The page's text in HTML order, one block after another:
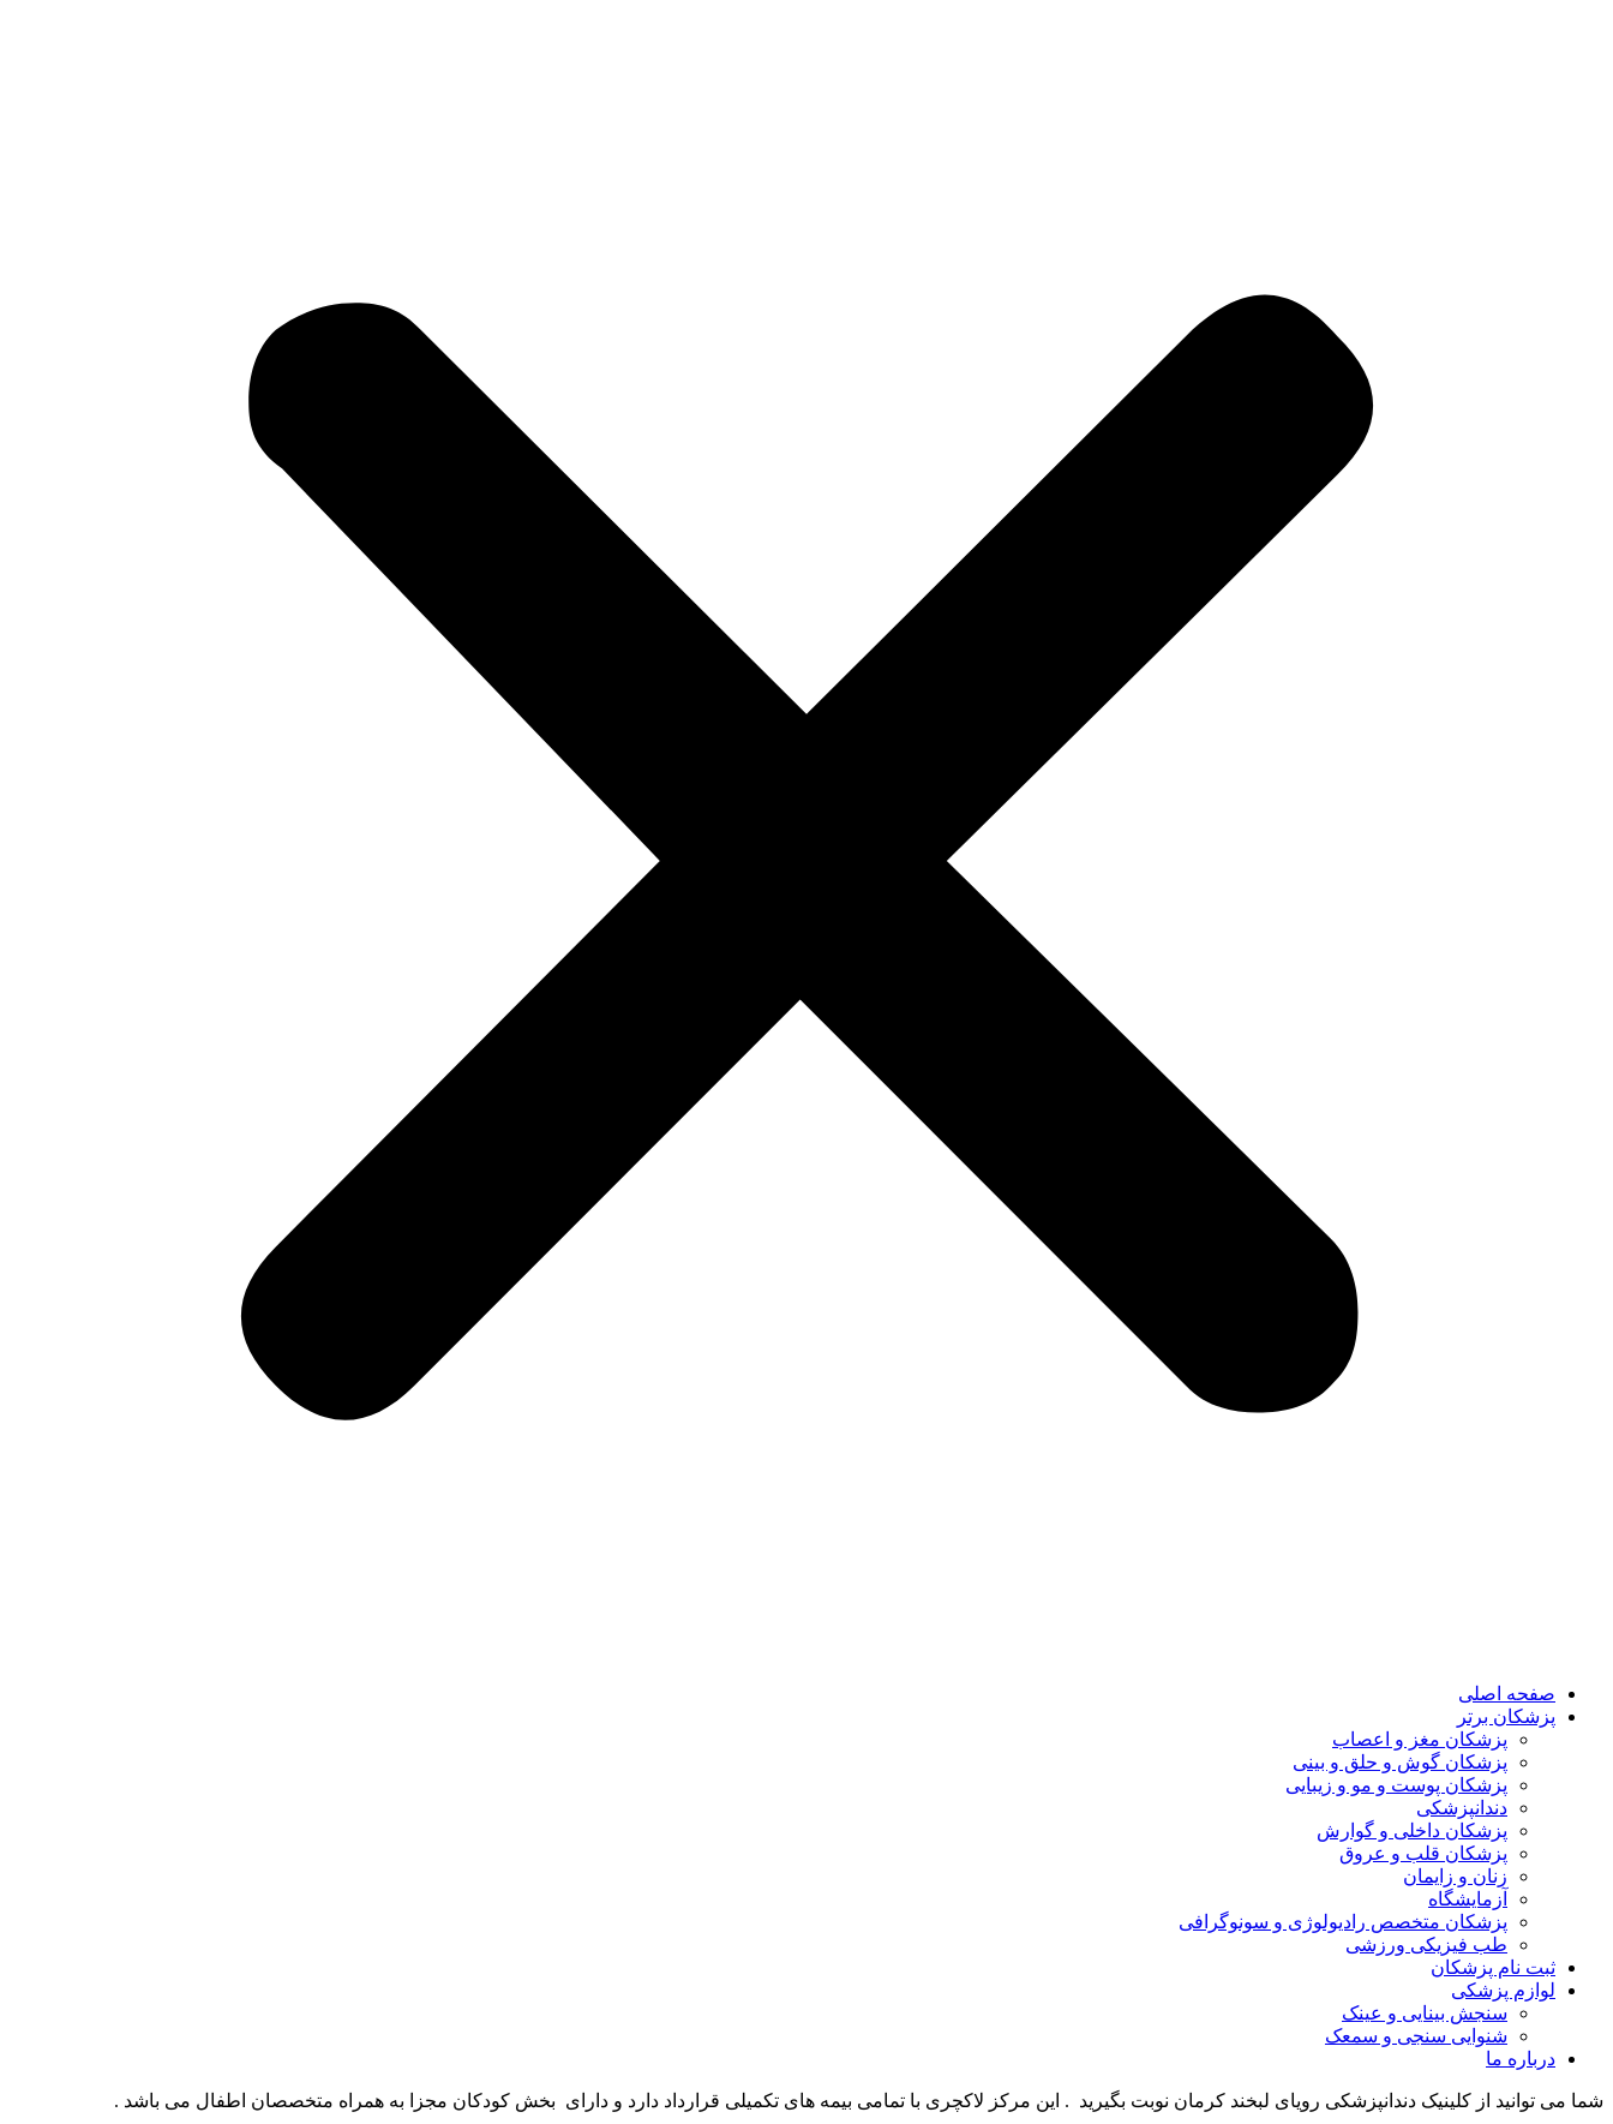
صفحه اصلی
پزشکان برتر
پزشکان مغز و اعصاب
پزشکان گوش و حلق و بینی
پزشکان پوست و مو و زیبایی
دندانپزشکی
پزشکان داخلی و گوارش
پزشکان قلب و عروق
زنان و زایمان
آزمایشگاه
پزشکان متخصص رادیولوژی و سونوگرافی
طب فیزیکی ورزشی
ثبت نام پزشکان
لوازم پزشکی
سنجش بینایی و عینک
شنوایی سنجی و سمعک
درباره ما
شما می توانید از کلینیک دندانپزشکی رویای لبخند کرمان نوبت بگیرید . این مرکز لاکچری با تمامی بیمه های تکمیلی قرارداد دارد و دارای بخش کودکان مجزا به همراه متخصصان اطفال می باشد .